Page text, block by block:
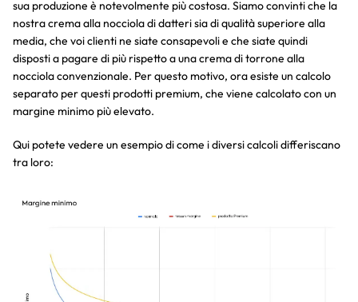
sua produzione è notevolmente più costosa. Siamo convinti che la
nostra crema alla nocciola di datteri sia di qualità superiore alla
media, che voi clienti ne siate consapevoli e che siate quindi
disposti a pagare di più rispetto a una crema di torrone alla
nocciola convenzionale. Per questo motivo, ora esiste un calcolo
separato per questi prodotti premium, che viene calcolato con un
margine minimo più elevato.
Qui potete vedere un esempio di come i diversi calcoli differiscano
tra loro: